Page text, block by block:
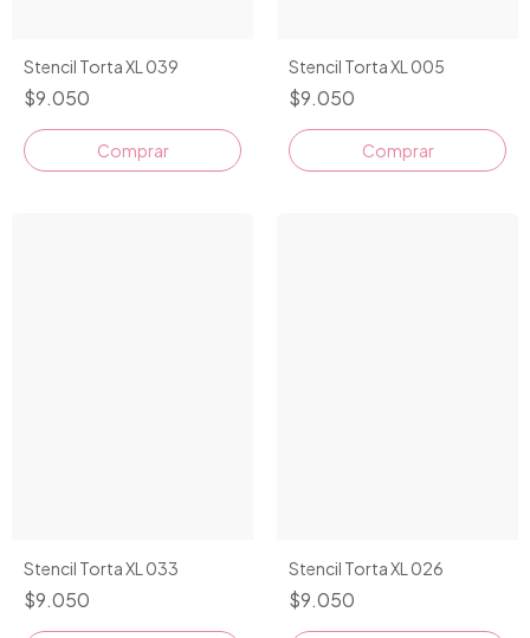
Stencil Torta XL 039
$9.050
Stencil Torta XL 005
$9.050
Stencil Torta XL 033
$9.050
Stencil Torta XL 026
$9.050